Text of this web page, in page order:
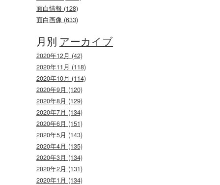
面白情報 (128)
面白画像 (633)
月別 アーカイブ
2020年12月 (42)
2020年11月 (118)
2020年10月 (114)
2020年9月 (120)
2020年8月 (129)
2020年7月 (134)
2020年6月 (151)
2020年5月 (143)
2020年4月 (135)
2020年3月 (134)
2020年2月 (131)
2020年1月 (134)